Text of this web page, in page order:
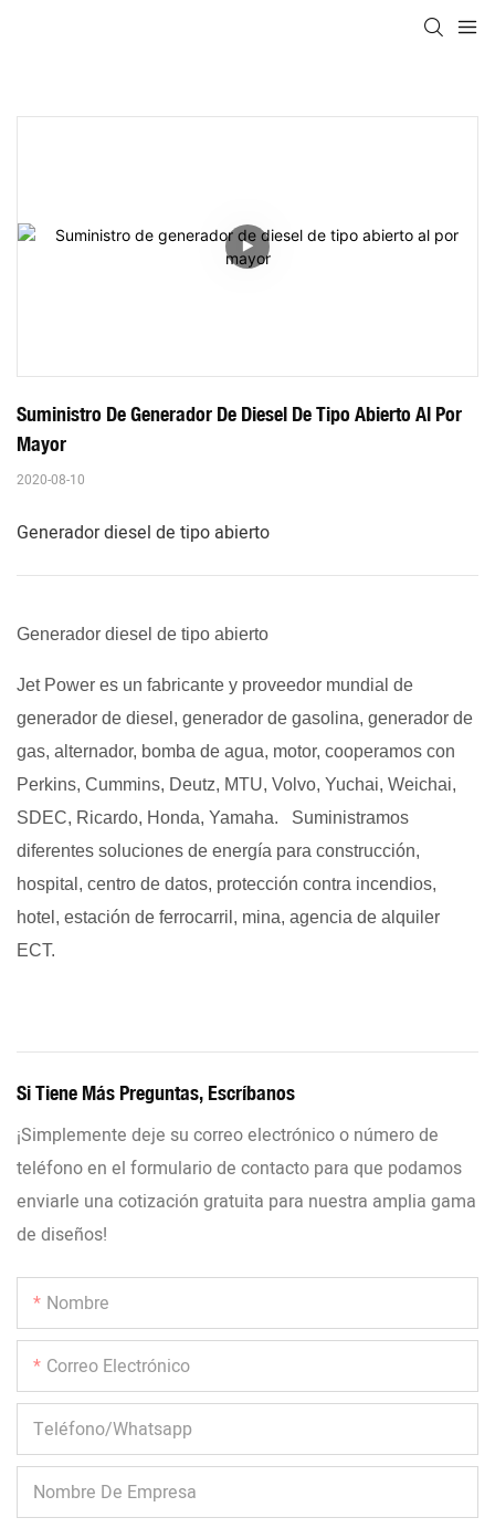
Suministro De Generador De Diesel De Tipo Abierto Al Por
Mayor
2020-08-10
Generador diesel de tipo abierto
Generador diesel de tipo abierto
Jet Power es un fabricante y proveedor mundial de
generador de diesel, generador de gasolina, generador de
gas, alternador, bomba de agua, motor, cooperamos con
Perkins, Cummins, Deutz, MTU, Volvo, Yuchai, Weichai,
SDEC, Ricardo, Honda, Yamaha.
Suministramos
diferentes soluciones de energía para construcción,
hospital, centro de datos, protección contra incendios,
hotel, estación de ferrocarril, mina, agencia de alquiler
ECT.
Si Tiene Más Preguntas, Escríbanos
¡Simplemente deje su correo electrónico o número de
teléfono en el formulario de contacto para que podamos
enviarle una cotización gratuita para nuestra amplia gama
de diseños!
Nombre
Correo Electrónico
Teléfono/whatsapp
Nombre De Empresa